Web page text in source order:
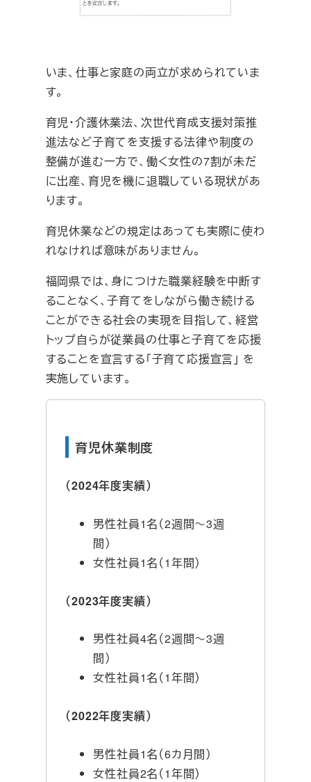
いま、仕事と家庭の両立が求められていま
す。
育児・介護休業法、次世代育成支援対策推
進法など子育てを支援する法律や制度の
整備が進む一方で、働く女性の7割が未だ
に出産、育児を機に退職している現状があ
ります。
育児休業などの規定はあっても実際に使わ
れなければ意味がありません。
福岡県では、身につけた職業経験を中断す
ることなく、子育てをしながら働き続ける
ことができる社会の実現を目指して、経営
トップ自らが従業員の仕事と子育てを応援
することを宣言する「子育て応援宣言」 を
実施しています。
育児休業制度
（2024年度実績）
男性社員1名（2週間～3週
間）
女性社員1名（1年間）
（2023年度実績）
男性社員4名（2週間～3週
間）
女性社員1名（1年間）
（2022年度実績）
男性社員1名（6カ月間）
女性社員2名（1年間）